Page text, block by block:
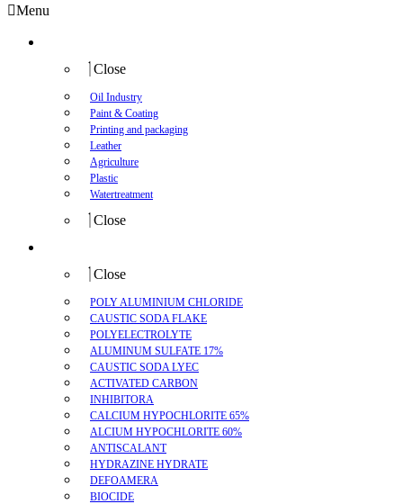
Menu
Close
Oil Industry
Paint & Coating
Printing and packaging
Leather
Agriculture
Plastic
Watertreatment
Close
Close
POLY ALUMINIUM CHLORIDE
CAUSTIC SODA FLAKE
POLYELECTROLYTE
ALUMINUM SULFATE 17%
CAUSTIC SODA LYEC
ACTIVATED CARBON
INHIBITORA
CALCIUM HYPOCHLORITE 65%
ALCIUM HYPOCHLORITE 60%
ANTISCALANT
HYDRAZINE HYDRATE
DEFOAMERA
BIOCIDE